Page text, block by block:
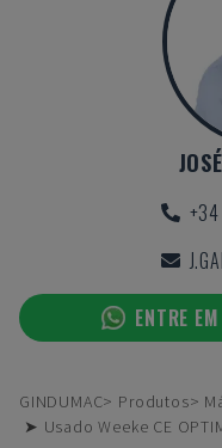
ENTRE
GINDUMAC Produtos
➤ Usado Weeke CE